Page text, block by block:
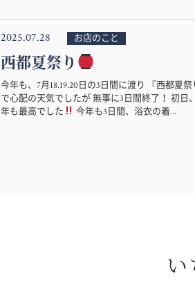
2025.07.28 お店のこと
西都夏祭り
今年も、7月18.19.20日の3日間に渡り 『西都夏
で心配の天気でしたが 無事に3日間終了！ 初
年も最高でした
今年も3日間、浴衣の着...